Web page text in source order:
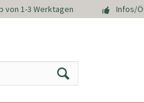
von 1-3 Werktagen Infos/